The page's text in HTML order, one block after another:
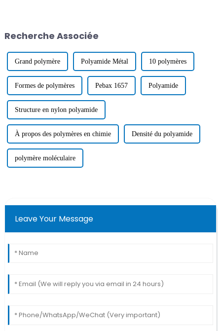
Recherche Associée
Grand polymère Polyamide Métal 10 polymères
Formes de polymères Pebax 1657 Polyamide
Structure en nylon polyamide
À propos des polymères en chimie Densité du polyamide
polymère moléculaire
Leave Your Message